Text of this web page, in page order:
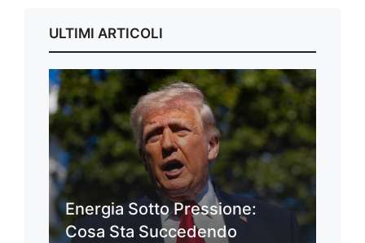
ULTIMI ARTICOLI
Energia Sotto Pressione:
Cosa Sta Succedendo